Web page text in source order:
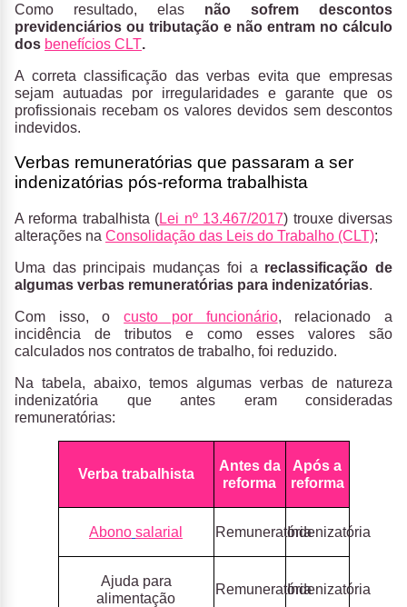
Como resultado, elas não sofrem descontos
previdenciários ou tributação e não entram no cálculo
dos benefícios CLT.
A correta classificação das verbas evita que empresas
sejam autuadas por irregularidades e garante que os
profissionais recebam os valores devidos sem descontos
indevidos.
Verbas remuneratórias que passaram a ser
indenizatórias pós-reforma trabalhista
A reforma trabalhista (Lei nº 13.467/2017) trouxe diversas
alterações na Consolidação das Leis do Trabalho (CLT);
Uma das principais mudanças foi a reclassificação de
algumas verbas remuneratórias para indenizatórias.
Com isso, ocusto por funcionário, relacionado a
incidência de tributos e como esses valores são
calculados nos contratos de trabalho, foi reduzido.
Na tabela, abaixo, temos algumas verbas de natureza
indenizatória​ que antes eram consideradas
remuneratórias:
Verba trabalhista
Antes da
reforma
Após a
reforma
Abono salarial RemuneratóriaIndenizatória
Ajuda para
alimentação
RemuneratóriaIndenizatória